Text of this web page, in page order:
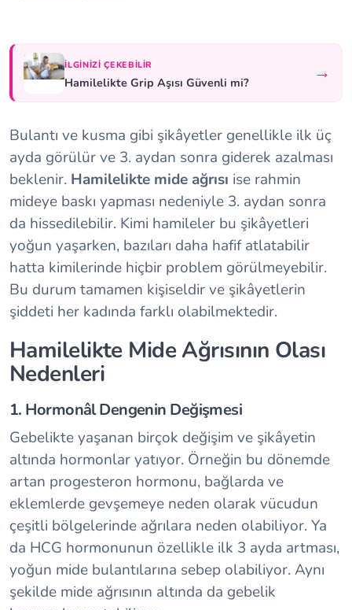
İLGINIZI ÇEKEBILIR
Hamilelikte Grip Aşısı Güvenli mi? →
Bulantı ve kusma gibi şikâyetler genellikle ilk üç
ayda görülür ve 3. aydan sonra giderek azalması
beklenir. Hamilelikte mide ağrısı ise rahmin
mideye baskı yapması nedeniyle 3. aydan sonra
da hissedilebilir. Kimi hamileler bu şikâyetleri
yoğun yaşarken, bazıları daha hafif atlatabilir
hatta kimilerinde hiçbir problem görülmeyebilir.
Bu durum tamamen kişiseldir ve şikâyetlerin
şiddeti her kadında farklı olabilmektedir.
Hamilelikte Mide Ağrısının Olası
Nedenleri
1. Hormonâl Dengenin Değişmesi
Gebelikte yaşanan birçok değişim ve şikâyetin
altında hormonlar yatıyor. Örneğin bu dönemde
artan progesteron hormonu, bağlarda ve
eklemlerde gevşemeye neden olarak vücudun
çeşitli bölgelerinde ağrılara neden olabiliyor. Ya
da HCG hormonunun özellikle ilk 3 ayda artması,
yoğun mide bulantılarına sebep olabiliyor. Aynı
şekilde mide ağrısının altında da gebelik